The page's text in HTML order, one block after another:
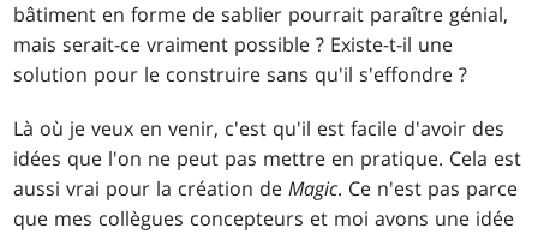
bâtiment en forme de sablier pourrait paraître génial,
mais serait-ce vraiment possible ? Existe-t-il une
solution pour le construire sans qu'il s'effondre ?
Là où je veux en venir, c'est qu'il est facile d'avoir des
idées que l'on ne peut pas mettre en pratique. Cela est
aussi vrai pour la création deMagic. Ce n'est pas parce
que mes collègues concepteurs et moi avons une idée